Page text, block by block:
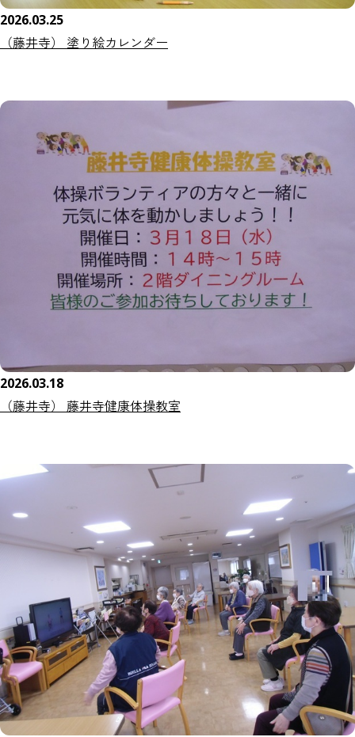
2026.03.25
（藤井寺） 塗り絵カレンダー
2026.03.18
（藤井寺） 藤井寺健康体操教室